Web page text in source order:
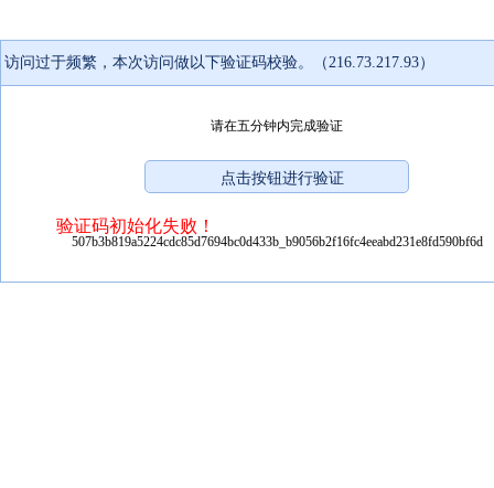
访问过于频繁，本次访问做以下验证码校验。（216.73.217.93）
请在五分钟内完成验证
验证码初始化失败！
507b3b819a5224cdc85d7694bc0d433b_b9056b2f16fc4eeabd231e8fd590bf6d